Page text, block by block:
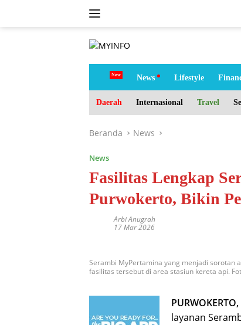
H
e
News Lifestyle
Daerah Internasional Travel
Beranda News
News
Fasilitas Lengkap
Purwokerto, Bikin
Arbi Anugrah
17 Mar 2026
Serambi MyPertamina yang menjadi sorotan
fasilitas tersebut di area stasiun kereta api.
layanan